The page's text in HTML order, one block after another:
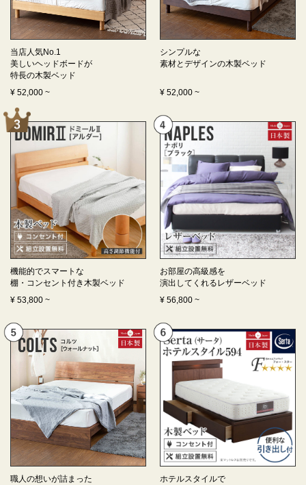
当店人気No.1
美しいヘッドボードが
特長の木製ベッド
¥ 52,000 ~
シンプルな
素材とデザインの木製ベッド
¥ 52,000 ~
機能的でスマートな
棚・コンセント付き木製ベッド
¥ 53,800 ~
お部屋の高級感を
演出してくれるレザーベッド
¥ 56,800 ~
職人の想いが詰まった
ホテルスタイルで